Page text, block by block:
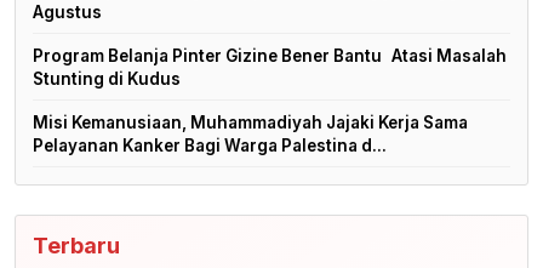
Agustus
Program Belanja Pinter Gizine Bener Bantu Atasi Masalah
Stunting di Kudus
Misi Kemanusiaan, Muhammadiyah Jajaki Kerja Sama
Pelayanan Kanker Bagi Warga Palestina d...
Terbaru